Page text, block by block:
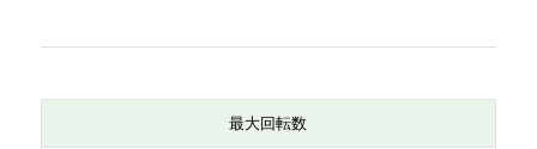
最大回転数